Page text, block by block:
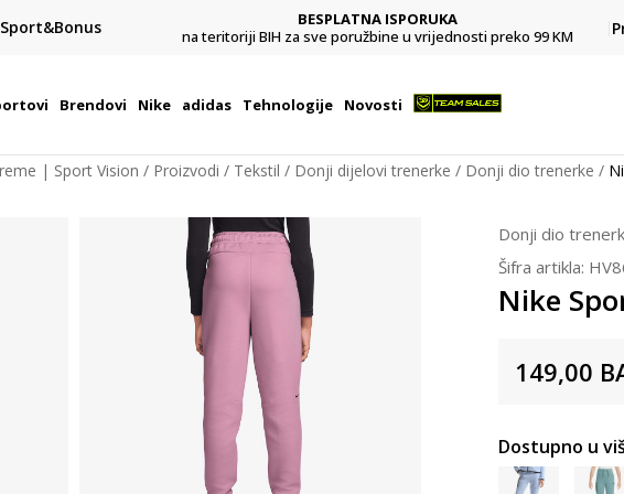
Sport&Bonus
490-400
BESPLATNA ISPORUKA
na teritoriji BIH za sve poružbine u vrijednosti preko 99 KM
Brendovi Nike adidas Tehnologije Novosti
| Sport Vision Proizvodi Tekstil Donji dijelovi trenerke Donji dio trenerke
Donji dio
Šifra artikla:
Nike
149,00
Dostupno u